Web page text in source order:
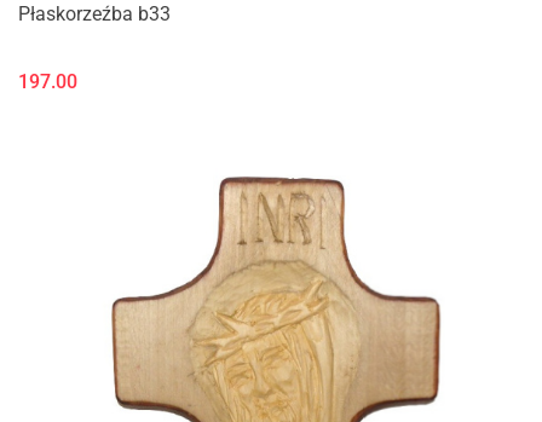
Płaskorzeźba b33
197.00